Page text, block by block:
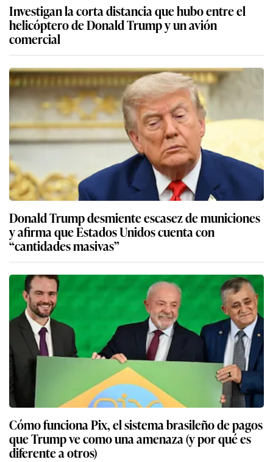
Investigan la corta distancia que hubo entre el
helicóptero de Donald Trump y un avión
comercial
Donald Trump desmiente escasez de municiones
y afirma que Estados Unidos cuenta con
“cantidades masivas”
Cómo funciona Pix, el sistema brasileño de pagos
que Trump ve como una amenaza (y por qué es
diferente a otros)